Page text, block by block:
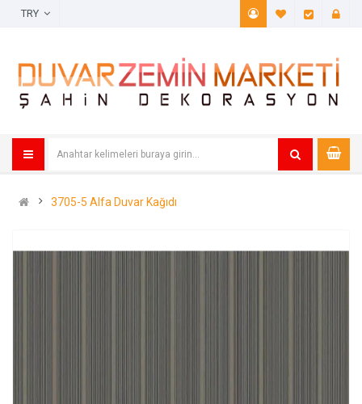
A. Listem
3705-5 Alfa Duvar Kağıdı